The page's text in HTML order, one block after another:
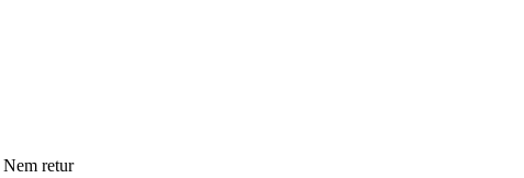
Nem retur